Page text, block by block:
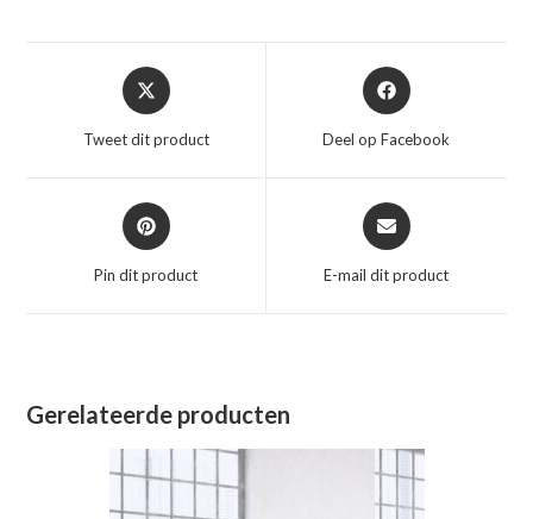
Opent
in
nieuw
Tweet dit product
Opent
in
nieuw
Deel op Facebook
Opent
in
nieuw
Pin dit product
Opent
in
nieuw
E-mail dit product
Gerelateerde producten